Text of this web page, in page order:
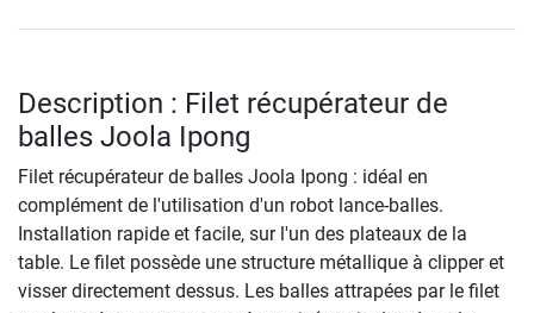
Description : Filet récupérateur de
balles Joola Ipong
Filet récupérateur de balles Joola Ipong : idéal en
complément de l'utilisation d'un robot lance-balles.
Installation rapide et facile, sur l'un des plateaux de la
table. Le filet possède une structure métallique à clipper et
visser directement dessus. Les balles attrapées par le filet